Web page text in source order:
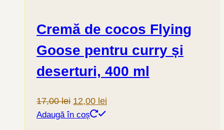
Cremă de cocos Flying
Goose pentru curry și
deserturi, 400 ml
17,00lei Prețul
inițial
12,00 lei
Adaugă în coș